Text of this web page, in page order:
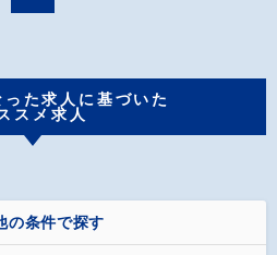
た求人に基づいた
スメ求人
の条件で探す